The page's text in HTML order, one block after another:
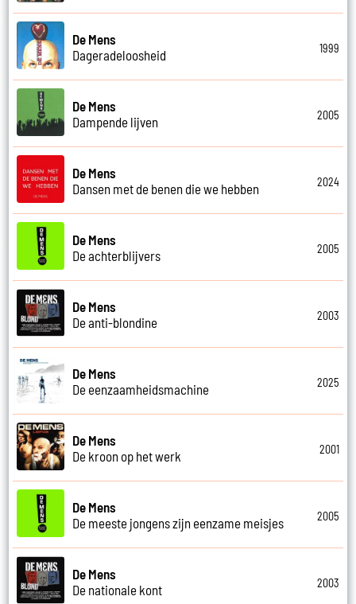
De Mens
Dageradeloosheid
1999
De Mens
Dampende lijven
2005
De Mens
Dansen met de benen die we hebben
2024
De Mens
De achterblijvers
2005
De Mens
De anti-blondine
2003
De Mens
De eenzaamheidsmachine
2025
De Mens
De kroon op het werk
2001
De Mens
De meeste jongens zijn eenzame meisjes
2005
De Mens
De nationale kont
2003